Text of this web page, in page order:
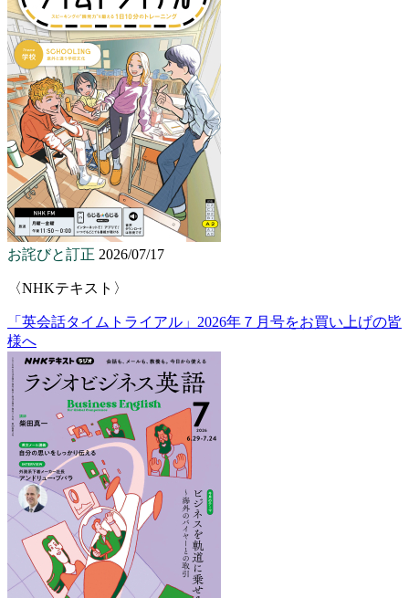
お詫びと訂正 2026/07/17
〈NHKテキスト〉
「英会話タイムトライアル」2026年７月号をお買い上げの皆
様へ